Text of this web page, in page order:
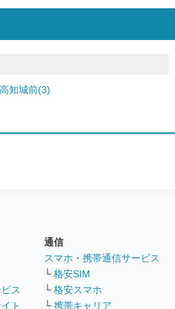
高知城前(3)
ス
ト
通信
スマホ・携帯通信サービス
└ 格安SIM
└ 格安スマホ
└ 携帯キャリア